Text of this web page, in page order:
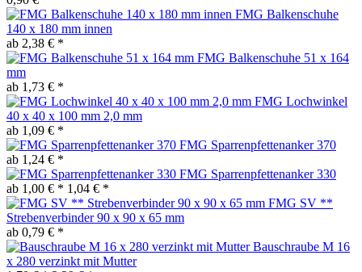
FMG Balkenschuhe
140 x 180 mm innen
ab 2,38 € *
FMG Balkenschuhe 51 x 164
mm
ab 1,73 € *
FMG Lochwinkel
40 x 40 x 100 mm 2,0 mm
ab 1,09 € *
FMG Sparrenpfettenanker 370
ab 1,24 € *
FMG Sparrenpfettenanker 330
ab 1,00 € * 1,04 € *
FMG SV **
Strebenverbinder 90 x 90 x 65 mm
ab 0,79 € *
Bauschraube M 16
x 280 verzinkt mit Mutter